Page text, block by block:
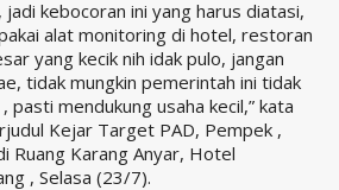
kebocoran ini yang harus diatasi,
alat monitoring di hotel, restoran
yang kecik nih idak pulo, jangan
tidak mungkin pemerintah ini tidak
pasti mendukung usaha kecil,” kata
Kejar Target PAD, Pempek ,
Ruang Karang Anyar, Hotel
, Selasa (23/7).